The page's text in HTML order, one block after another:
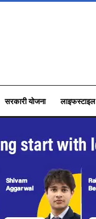
सरकारी योजना लाइफस्टाइल